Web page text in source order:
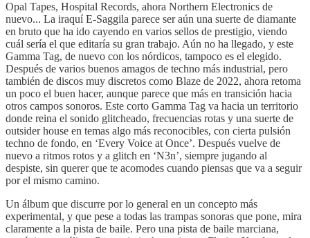
Opal Tapes, Hospital Records, ahora Northern Electronics de
nuevo... La iraquí E-Saggila parece ser aún una suerte de diamante
en bruto que ha ido cayendo en varios sellos de prestigio, viendo
cuál sería el que editaría su gran trabajo. Aún no ha llegado, y este
Gamma Tag, de nuevo con los nórdicos, tampoco es el elegido.
Después de varios buenos amagos de techno más industrial, pero
también de discos muy discretos como Blaze de 2022, ahora retoma
un poco el buen hacer, aunque parece que más en transición hacia
otros campos sonoros. Este corto Gamma Tag va hacia un territorio
donde reina el sonido glitcheado, frecuencias rotas y una suerte de
outsider house en temas algo más reconocibles, con cierta pulsión
techno de fondo, en ‘Every Voice at Once’. Después vuelve de
nuevo a ritmos rotos y a glitch en ‘N3n’, siempre jugando al
despiste, sin querer que te acomodes cuando piensas que va a seguir
por el mismo camino.
Un álbum que discurre por lo general en un concepto más
experimental, y que pese a todas las trampas sonoras que pone, mira
claramente a la pista de baile. Pero una pista de baile marciana,